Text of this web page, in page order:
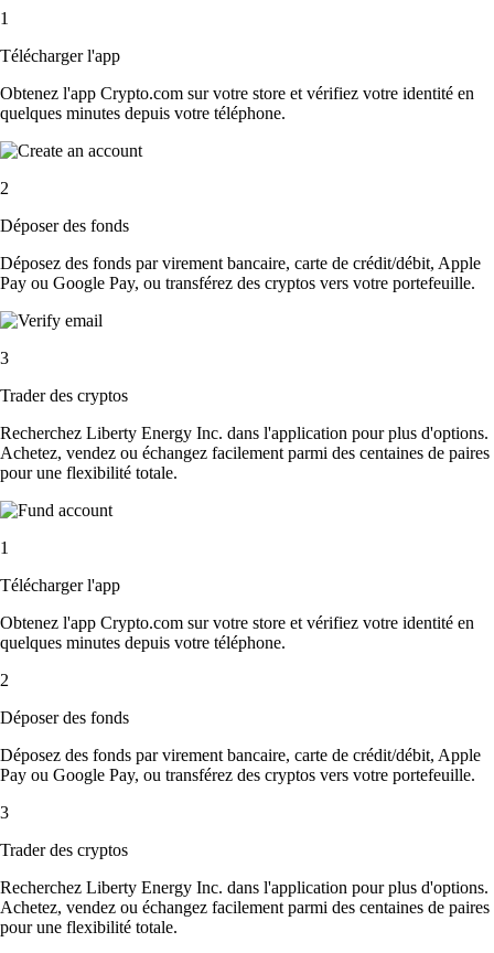
1
Télécharger l'app
Obtenez l'app Crypto.com sur votre store et vérifiez votre identité en
quelques minutes depuis votre téléphone.
2
Déposer des fonds
Déposez des fonds par virement bancaire, carte de crédit/débit, Apple
Pay ou Google Pay, ou transférez des cryptos vers votre portefeuille.
3
Trader des cryptos
Recherchez Liberty Energy Inc. dans l'application pour plus d'options.
Achetez, vendez ou échangez facilement parmi des centaines de paires
pour une flexibilité totale.
1
Télécharger l'app
Obtenez l'app Crypto.com sur votre store et vérifiez votre identité en
quelques minutes depuis votre téléphone.
2
Déposer des fonds
Déposez des fonds par virement bancaire, carte de crédit/débit, Apple
Pay ou Google Pay, ou transférez des cryptos vers votre portefeuille.
3
Trader des cryptos
Recherchez Liberty Energy Inc. dans l'application pour plus d'options.
Achetez, vendez ou échangez facilement parmi des centaines de paires
pour une flexibilité totale.